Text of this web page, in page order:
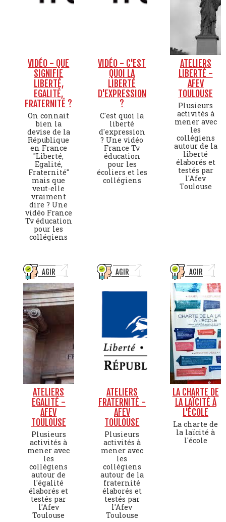
VIDÉO - QUE
SIGNIFIE
LIBERTÉ,
EGALITÉ,
FRATERNITÉ ?
On connait
bien la
devise de la
République
en France
"Liberté,
Egalité,
Fraternité"
mais que
veut-elle
vraiment
dire ? Une
vidéo France
Tv éducation
pour les
collégiens
VIDÉO - C'EST
QUOI LA
LIBERTÉ
D'EXPRESSION
?
C'est quoi la
liberté
d'expression
? Une vidéo
France Tv
éducation
pour les
écoliers et les
collégiens
ATELIERS
LIBERTÉ -
AFEV
TOULOUSE
Plusieurs
activités à
mener avec
les
collégiens
autour de la
liberté
élaborés et
testés par
l'Afev
Toulouse
AGIR
ATELIERS
EGALITÉ -
AFEV
TOULOUSE
Plusieurs
activités à
mener avec
les
collégiens
autour de
l'égalité
élaborés et
testés par
l'Afev
Toulouse
AGIR
ATELIERS
FRATERNITÉ -
AFEV
TOULOUSE
Plusieurs
activités à
mener avec
les
collégiens
autour de la
fraternité
élaborés et
testés par
l'Afev
Toulouse
AGIR
LA CHARTE DE
LA LAÏCITÉ À
L'ÉCOLE
La charte de
la laïcité à
l'école